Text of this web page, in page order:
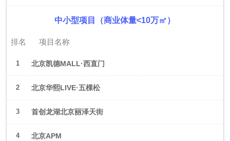
中小型项目（商业体量<10万㎡）
排名 项目名称
1 北京凯德MALL·西直门
2 北京华熙LIVE·五棵松
3 首创龙湖北京丽泽天街
4 北京APM